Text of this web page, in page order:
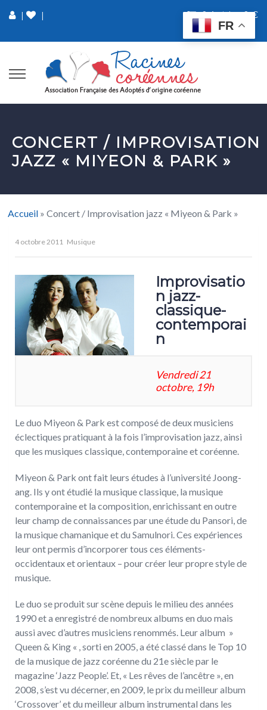
| 0 Article 0 €
|
CONCERT / IMPROVISATION
JAZZ « MIYEON & PARK »
Accueil »Concert / Improvisation jazz « Miyeon & Park »
4 octobre 2011 Musique
Improvisatio
n jazz-
classique-
contemporai
n
Vendredi 21
octobre, 19h
Le duo Miyeon & Park est composé de deux musiciens
éclectiques pratiquant à la fois l’improvisation jazz, ainsi
que les musiques classique, contemporaine et coréenne.
Miyeon & Park ont fait leurs études à l’université Joong-
ang. Ils y ont étudié la musique classique, la musique
contemporaine et la composition, enrichissant en outre
leur champ de connaissances par une étude du Pansori, de
la musique chamanique et du Samulnori. Ces expériences
leur ont permis d’incorporer tous ces éléments-
occidentaux et orientaux – pour créer leur propre style de
musique.
Le duo se produit sur scène depuis le milieu des années
1990 et a enregistré de nombreux albums en duo mais
aussi avec d’autres musiciens renommés. Leur album »
Queen & King « , sorti en 2005, a été classé dans le Top 10
de la musique de jazz coréenne du 21e siècle par le
magazine ‘Jazz People’. Et, « Les rêves de l’ancêtre », en
2008, s’est vu décerner, en 2009, le prix du meilleur album
‘Crossover’ et du meilleur album instrumental dans les
FR